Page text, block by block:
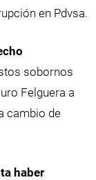
en Pdvsa.
sobornos
Felguera a
cambio de
haber